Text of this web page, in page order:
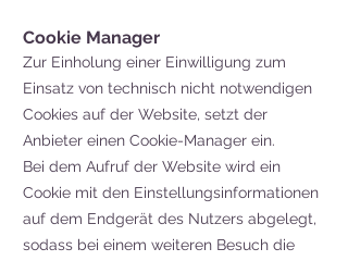
Cookie Manager
Zur Einholung einer Einwilligung zum
Einsatz von technisch nicht notwendigen
Cookies auf der Website, setzt der
Anbieter einen Cookie-Manager ein.
Bei dem Aufruf der Website wird ein
Cookie mit den Einstellungsinformationen
auf dem Endgerät des Nutzers abgelegt,
sodass bei einem weiteren Besuch die